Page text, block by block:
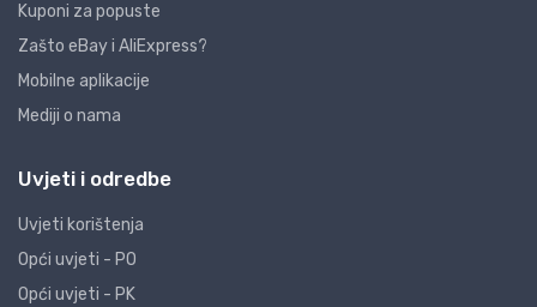
Kuponi za popuste
Zašto eBay i AliExpress?
Mobilne aplikacije
Mediji o nama
Uvjeti i odredbe
Uvjeti korištenja
Opći uvjeti - PO
Opći uvjeti - PK